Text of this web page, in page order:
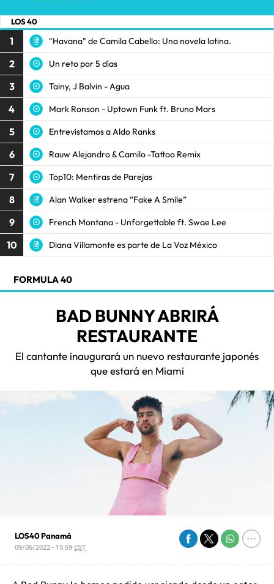
LOS 40
1 "Havana" de Camila Cabello: Una novela latina.
2 Un reto por 5 días
3 Tainy, J Balvin - Agua
4 Mark Ronson - Uptown Funk ft. Bruno Mars
5 Entrevistamos a Aldo Ranks
6 Rauw Alejandro & Camilo -Tattoo Remix
7 Top10: Mentiras de Parejas
8 Alan Walker estrena “Fake A Smile”
9 French Montana - Unforgettable ft. Swae Lee
10 Diana Villamonte es parte de La Voz México
FORMULA 40
BAD BUNNY ABRIRÁ
RESTAURANTE
El cantante inaugurará un nuevo restaurante japonés
que estará en Miami
LOS40 Panamá
09/06/2022 - 15:59 EST